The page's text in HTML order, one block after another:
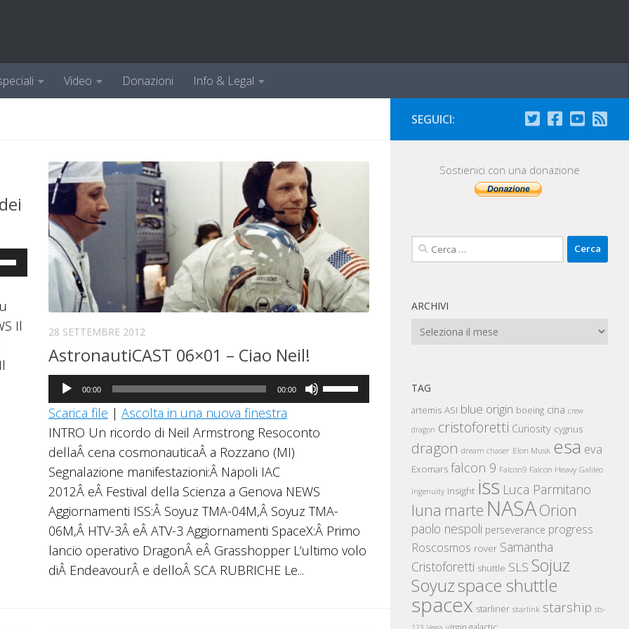
Video Donazioni Info & Legal
Il
28 SETTEMBRE 2012
AstronautiCAST 06×01 – Ciao Neil!
Audio
Player
00:00 00:00
Usa
i
Scarica file | Ascolta in una nuova finestra
INTRO Un ricordo di Neil Armstrong Resoconto
dellaÂ cena cosmonauticaÂ a Rozzano (MI)
Segnalazione manifestazioni:Â Napoli IAC
2012Â eÂ Festival della Scienza a Genova NEWS
Aggiornamenti ISS:Â Soyuz TMA-04M,Â Soyuz TMA-
06M,Â HTV-3Â eÂ ATV-3 Aggiornamenti SpaceX:Â Primo
lancio operativo DragonÂ eÂ Grasshopper L’ultimo volo
diÂ EndeavourÂ e delloÂ SCA RUBRICHE Le...
SEGUICI:
Sostienici con una donazione
Ricerca
per:
ARCHIVI
Archivi
TAG
artemis ASI blue origin boeing cina crew
dragon cristoforetti Curiosity cygnus
dragon dream chaser Elon Musk esa eva
Exomars falcon 9 Falcon9 Falcon Heavy Galileo
ingenuity insight iss Luca Parmitano
luna marte NASAOrion
paolo nespoli perseverance progress
Roscosmos rover Samantha
Cristoforetti shuttle SLS Sojuz
Soyuzspace shuttle
spacex starliner starlink starship sts-